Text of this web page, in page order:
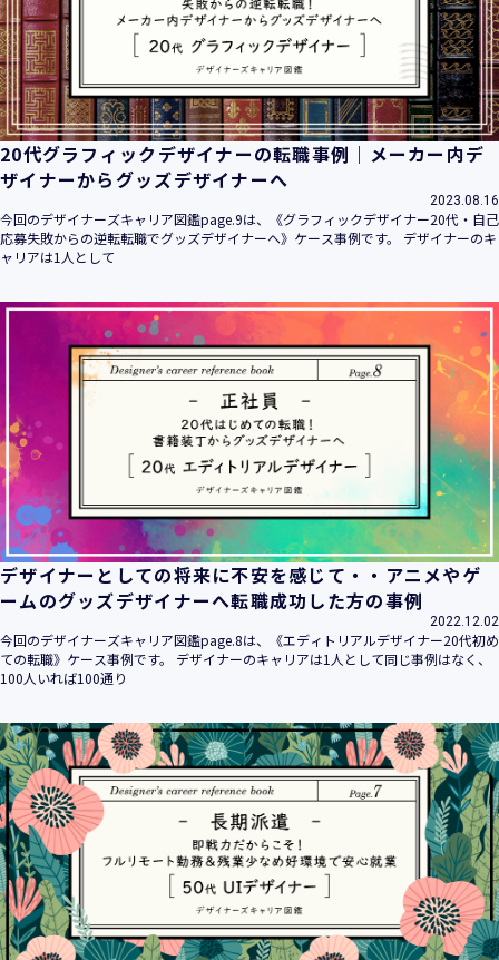
20代グラフィックデザイナーの転職事例｜メーカー内デ
ザイナーからグッズデザイナーへ
2023.08.16
今回のデザイナーズキャリア図鑑page.9は、《グラフィックデザイナー20代・自己
応募失敗からの逆転転職でグッズデザイナーへ》ケース事例です。 デザイナーのキ
ャリアは1人として
デザイナーとしての将来に不安を感じて・・アニメやゲ
ームのグッズデザイナーへ転職成功した方の事例
2022.12.02
今回のデザイナーズキャリア図鑑page.8は、《エディトリアルデザイナー20代初め
ての転職》ケース事例です。 デザイナーのキャリアは1人として同じ事例はなく、
100人いれば100通り